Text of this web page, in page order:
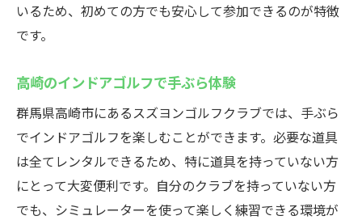
いるため、初めての方でも安心して参加できるのが特徴
です。
高崎のインドアゴルフで手ぶら体験
群馬県高崎市にあるスズヨンゴルフクラブでは、手ぶら
でインドアゴルフを楽しむことができます。必要な道具
は全てレンタルできるため、特に道具を持っていない方
にとって大変便利です。自分のクラブを持っていない方
でも、シミュレーターを使って楽しく練習できる環境が